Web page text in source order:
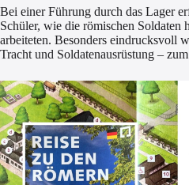
Bei einer Führung durch das Lager
Schüler, wie die römischen Soldaten
arbeiteten. Besonders eindrucksvoll
Tracht und Soldatenausrüstung –